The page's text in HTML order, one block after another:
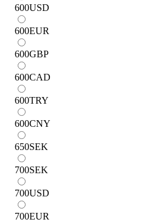
600USD
600EUR
600GBP
600CAD
600TRY
600CNY
650SEK
700SEK
700USD
700EUR